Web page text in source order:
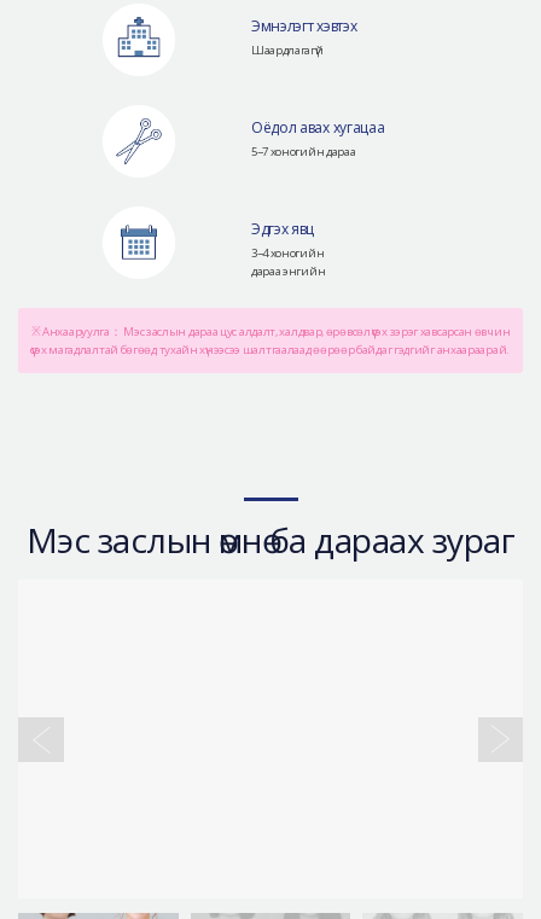
Эмнэлэгт хэвтэх
Шаардлагагүй
Оёдол авах хугацаа
5~7 хоногийн дараа
Эдгэх явц
3~4 хоногийн
дараа энгийн
※ Анхааруулга： Мэс заслын дараа цус алдалт, халдвар, өрөвсөл үүсэх зэрэг хавсарсан өвчин
үүсэх магадлалтай бөгөөд тухайн хүнээсээ шалтгаалаад өөрөөр байдаг гэдгийг анхаараарай.
Мэс заслын өмнө ба дараах зураг